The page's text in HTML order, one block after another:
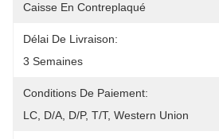
Caisse En Contreplaqué
Délai De Livraison:
3 Semaines
Conditions De Paiement:
LC, D/A, D/P, T/T, Western Union